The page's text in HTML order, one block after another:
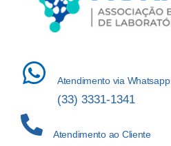
Atendimento via Whatsapp
(33) 3331-1341
Atendimento ao Cliente